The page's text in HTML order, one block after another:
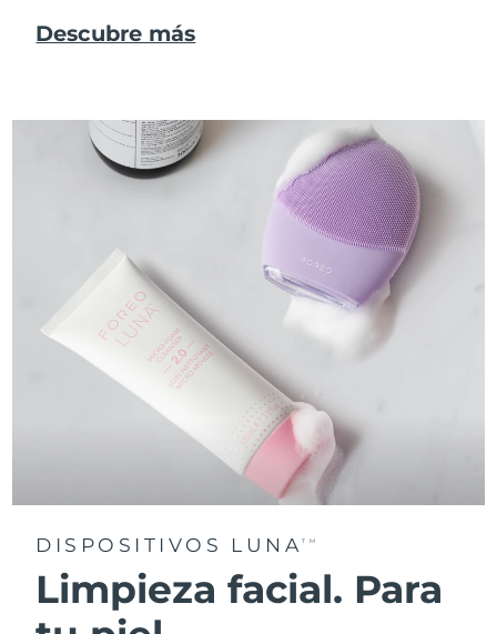
Descubre más
DISPOSITIVOS LUNATM
Limpieza facial. Para